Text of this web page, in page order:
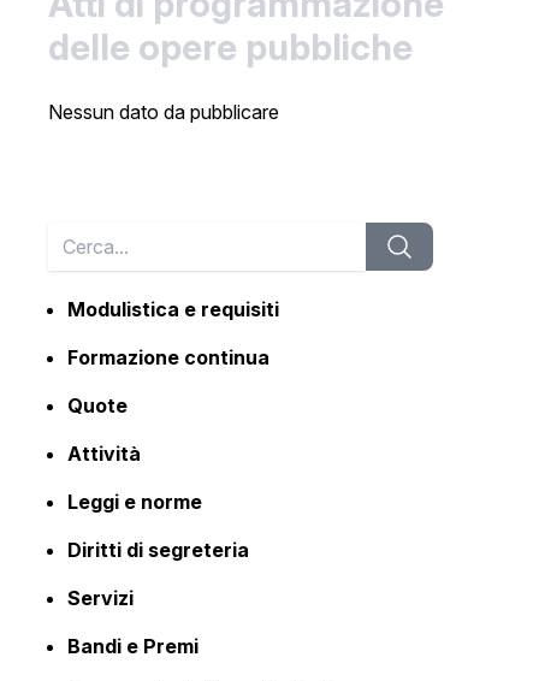
Modulistica e requisiti
Formazione continua
Quote
Attività
Leggi e norme
Diritti di segreteria
Servizi
Bandi e Premi
delle opere pubbliche
Nessun dato da pubblicare